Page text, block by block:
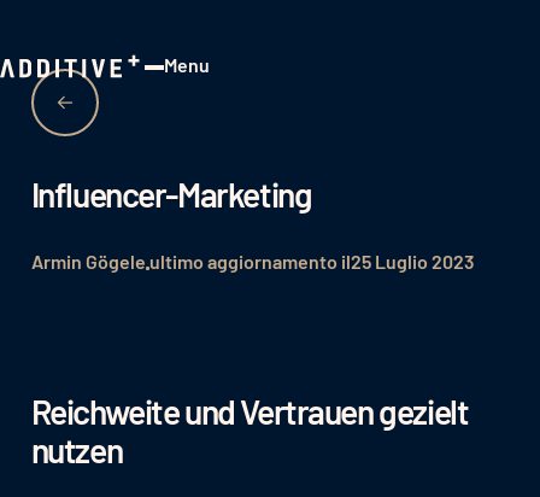
Menu
Influencer-Marketing
Armin Gögeleultimo aggiornamento il25 Luglio 2023
Reichweite und Vertrauen gezielt
nutzen